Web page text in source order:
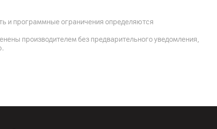
и программные ограничения определяются
производителем без предварительного уведомления,